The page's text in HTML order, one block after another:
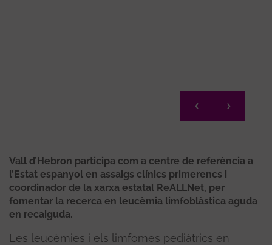
Vall d’Hebron participa com a centre de referència a
l’Estat espanyol en assaigs clínics primerencs i
coordinador de la xarxa estatal ReALLNet, per
fomentar la recerca en leucèmia limfoblàstica aguda
en recaiguda.
Les leucèmies i els limfomes pediàtrics en